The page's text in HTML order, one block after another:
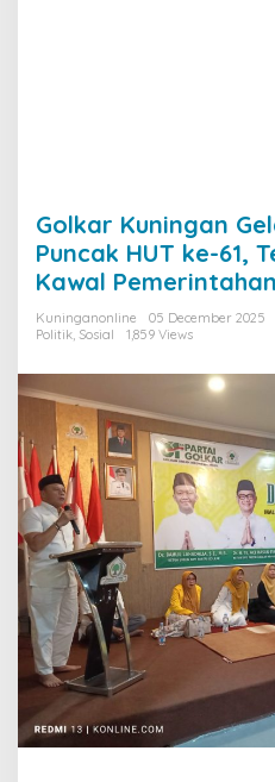
Golkar Kuningan
Puncak HUT ke-61,
Kawal
Kuninganonline
05 December 2025
Politik, Sosial 1,859 Views